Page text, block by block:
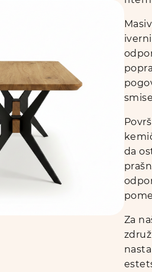
da
Za